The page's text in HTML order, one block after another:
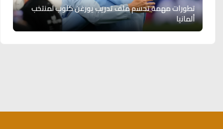
تطورات مهمة تحسم ملف تدريب يورغن كلوب لمنتخب
ألمانيا